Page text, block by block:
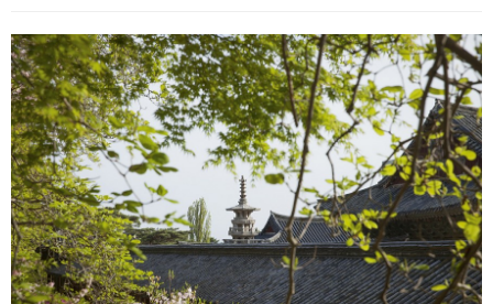
본문